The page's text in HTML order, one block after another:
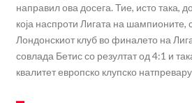
толку далеку!
Колку бара ПСЖ и кој е „плафонот“
ан Бредли Баркола?
направил ова досега. Тие, исто така,
која наспроти Лигата на шампионите,
Лондонскиот клуб во финалето на
совлада Бетис со резултат од 4:1 и
квалитет европско клупско